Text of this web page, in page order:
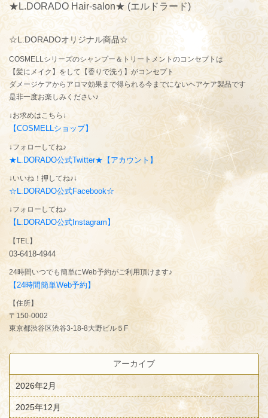
★L.DORADO Hair-salon★ (エルドラード)
☆L.DORADOオリジナル商品☆
COSMELLシリーズのシャンプー＆トリートメントのコンセプトは
【髪にメイク】をして【香りで洗う】がコンセプト
ダメージケアからアロマ効果まで得られる今までにないヘアケア製品です
是非一度お楽しみください♪
↓お求めはこちら↓
【COSMELLショップ】
↓フォローしてね♪
★L.DORADO公式Twitter★【アカウント】
↓いいね！押してね♪↓
☆L.DORADO公式Facebook☆
↓フォローしてね♪
【L.DORADO公式Instagram】
【TEL】
03-6418-4944
24時間いつでも簡単にWeb予約がご利用頂けます♪
【24時間簡単Web予約】
【住所】
〒150-0002
東京都渋谷区渋谷3-18-8大野ビル５F
アーカイブ
2026年2月
2025年12月